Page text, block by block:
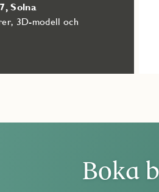
Solna
3D-modell och
Boka